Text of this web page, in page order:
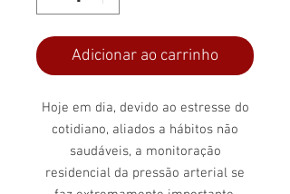
Adicionar ao carrinho
Hoje em dia, devido ao estresse do
cotidiano, aliados a hábitos não
saudáveis, a monitoração
residencial da pressão arterial se